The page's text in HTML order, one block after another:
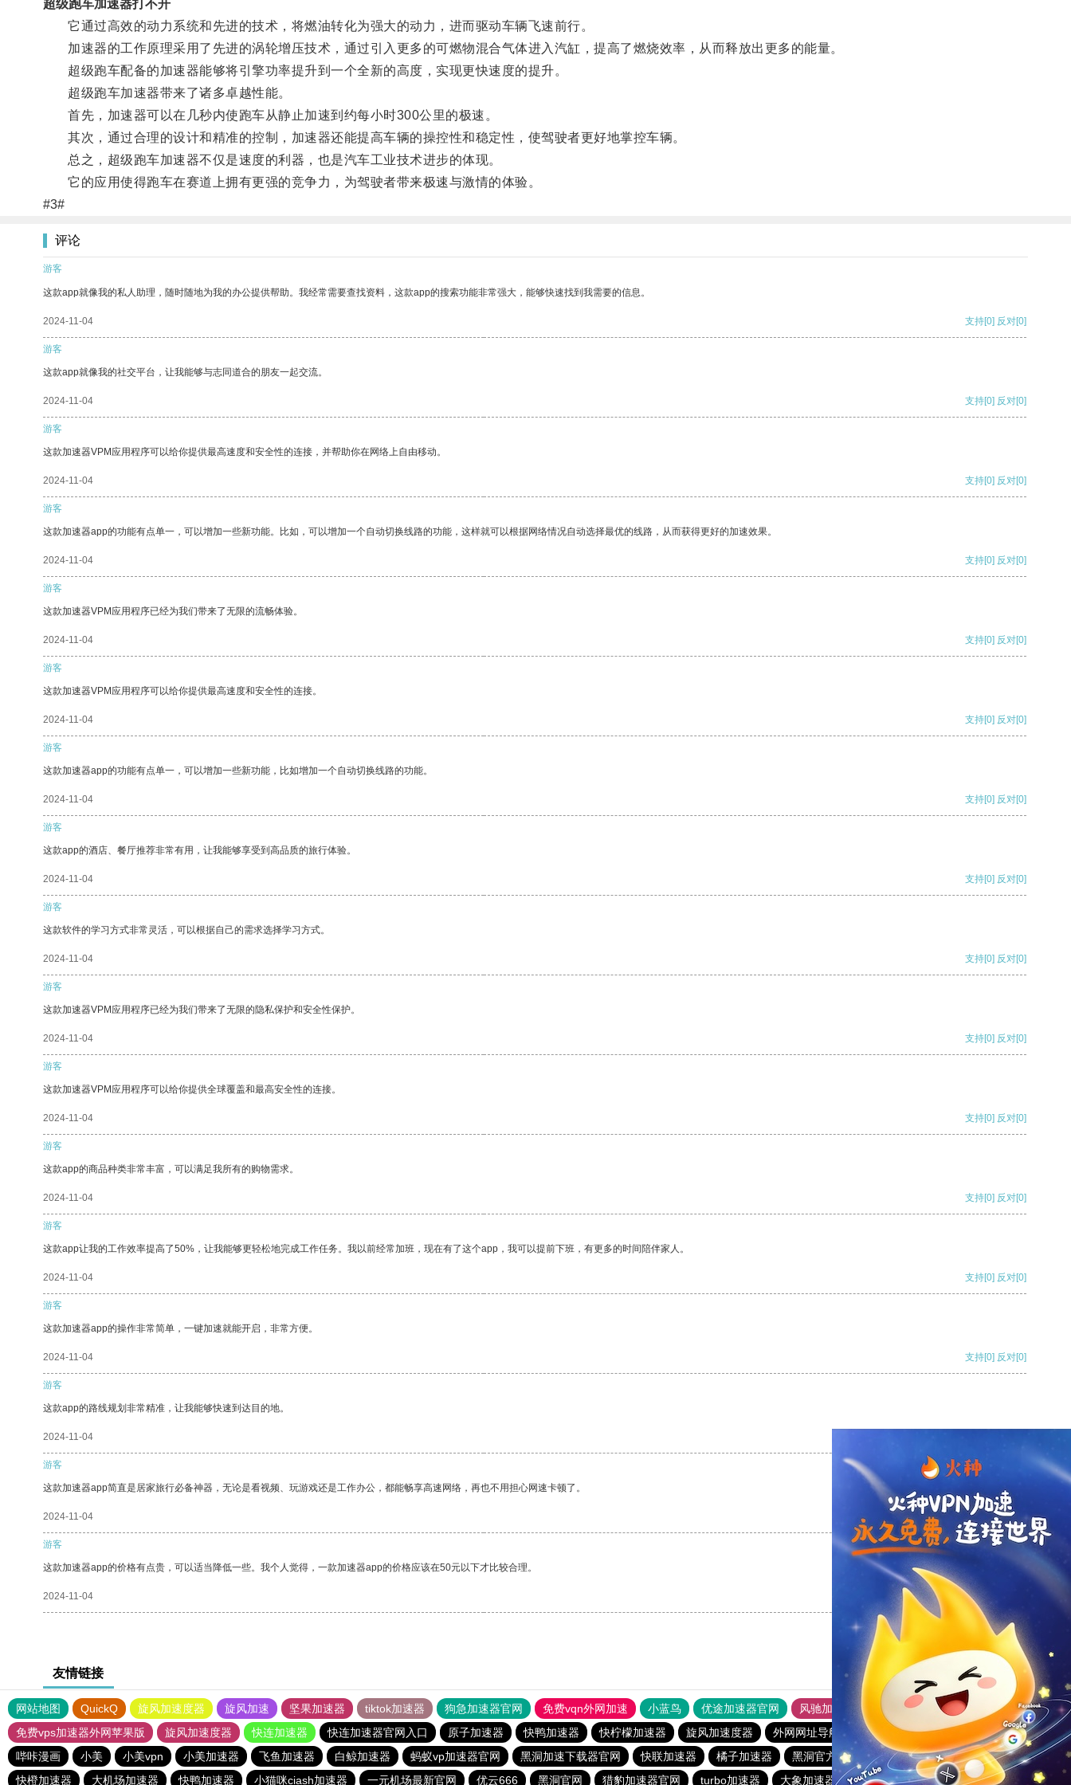
超级跑车加速器打不开
它通过高效的动力系统和先进的技术，将燃油转化为强大的动力，进而驱动车辆飞速前行。
加速器的工作原理采用了先进的涡轮增压技术，通过引入更多的可燃物混合气体进入汽缸，提高了燃烧效率，从而释放出更多的能量。
超级跑车配备的加速器能够将引擎功率提升到一个全新的高度，实现更快速度的提升。
超级跑车加速器带来了诸多卓越性能。
首先，加速器可以在几秒内使跑车从静止加速到约每小时300公里的极速。
其次，通过合理的设计和精准的控制，加速器还能提高车辆的操控性和稳定性，使驾驶者更好地掌控车辆。
总之，超级跑车加速器不仅是速度的利器，也是汽车工业技术进步的体现。
它的应用使得跑车在赛道上拥有更强的竞争力，为驾驶者带来极速与激情的体验。
#3#
评论
游客
这款app就像我的私人助理，随时随地为我的办公提供帮助。我经常需要查找资料，这款app的搜索功能非常强大，能够快速找到我需要的信息。
2024-11-04 支持[0] 反对[0]
游客
这款app就像我的社交平台，让我能够与志同道合的朋友一起交流。
2024-11-04 支持[0] 反对[0]
游客
这款加速器VPM应用程序可以给你提供最高速度和安全性的连接，并帮助你在网络上自由移动。
2024-11-04 支持[0] 反对[0]
游客
这款加速器app的功能有点单一，可以增加一些新功能。比如，可以增加一个自动切换线路的功能，这样就可以根据网络情况自动选择最优的线路，从而获得更好的加速效果。
2024-11-04 支持[0] 反对[0]
游客
这款加速器VPM应用程序已经为我们带来了无限的流畅体验。
2024-11-04 支持[0] 反对[0]
游客
这款加速器VPM应用程序可以给你提供最高速度和安全性的连接。
2024-11-04 支持[0] 反对[0]
游客
这款加速器app的功能有点单一，可以增加一些新功能，比如增加一个自动切换线路的功能。
2024-11-04 支持[0] 反对[0]
游客
这款app的酒店、餐厅推荐非常有用，让我能够享受到高品质的旅行体验。
2024-11-04 支持[0] 反对[0]
游客
这款软件的学习方式非常灵活，可以根据自己的需求选择学习方式。
2024-11-04 支持[0] 反对[0]
游客
这款加速器VPM应用程序已经为我们带来了无限的隐私保护和安全性保护。
2024-11-04 支持[0] 反对[0]
游客
这款加速器VPM应用程序可以给你提供全球覆盖和最高安全性的连接。
2024-11-04 支持[0] 反对[0]
游客
这款app的商品种类非常丰富，可以满足我所有的购物需求。
2024-11-04 支持[0] 反对[0]
游客
这款app让我的工作效率提高了50%，让我能够更轻松地完成工作任务。我以前经常加班，现在有了这个app，我可以提前下班，有更多的时间陪伴家人。
2024-11-04 支持[0] 反对[0]
游客
这款加速器app的操作非常简单，一键加速就能开启，非常方便。
2024-11-04 支持[0] 反对[0]
游客
这款app的路线规划非常精准，让我能够快速到达目的地。
2024-11-04
游客
这款加速器app简直是居家旅行必备神器，无论是看视频、玩游戏还是工作办公，都能畅享高速网络，再也不用担心网速卡顿了。
2024-11-04 支持 [0] 反对 [0]
游客
这款加速器app的价格有点贵，可以适当降低一些。我个人觉得，一款加速器app的价格应该在50元以下才比较合理。
2024-11-04 支持
友情链接
网站地图 QuickQ 旋风加速度器 旋风加速 坚果加速器 tiktok加速器 狗急加速器官网 免费vqn外网加速 小蓝鸟 优途加速器官网 风驰加速器
旋风加速器
免费vps加速器外网苹果版
旋风加速度器 快连加速器 快连加速器官网入口 原子加速器 快鸭加速器 快柠檬加速器 旋风加速度器 外网网址导航 软件中心 雷霆加速
狂飙加速器
哔咔漫画
小美 小美vpn 小美加速器 飞鱼加速器 白鲸加速器 蚂蚁vp加速器官网 黑洞加速下载器官网 快联加速器 橘子加速器 黑洞官方加速器
2023免费加速神器
快橙加速器
大机场加速器 快鸭加速器 小猫咪ciash加速器 一元机场最新官网 优云666 黑洞官网 猎豹加速器官网 turbo加速器 大象加速器 雷霆加速免费永久 橘子加速器